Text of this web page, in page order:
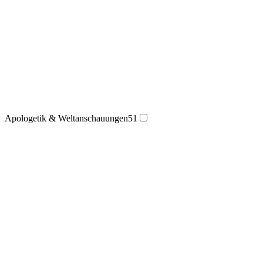
Apologetik & Weltanschauungen51